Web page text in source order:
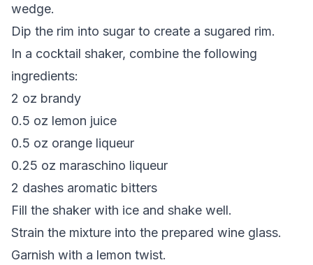
wedge.
Dip the rim into sugar to create a sugared rim.
In a cocktail shaker, combine the following
ingredients:
2 oz brandy
0.5 oz lemon juice
0.5 oz orange liqueur
0.25 oz maraschino liqueur
2 dashes aromatic bitters
Fill the shaker with ice and shake well.
Strain the mixture into the prepared wine glass.
Garnish with a lemon twist.